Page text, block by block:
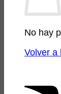
No hay
Volver a